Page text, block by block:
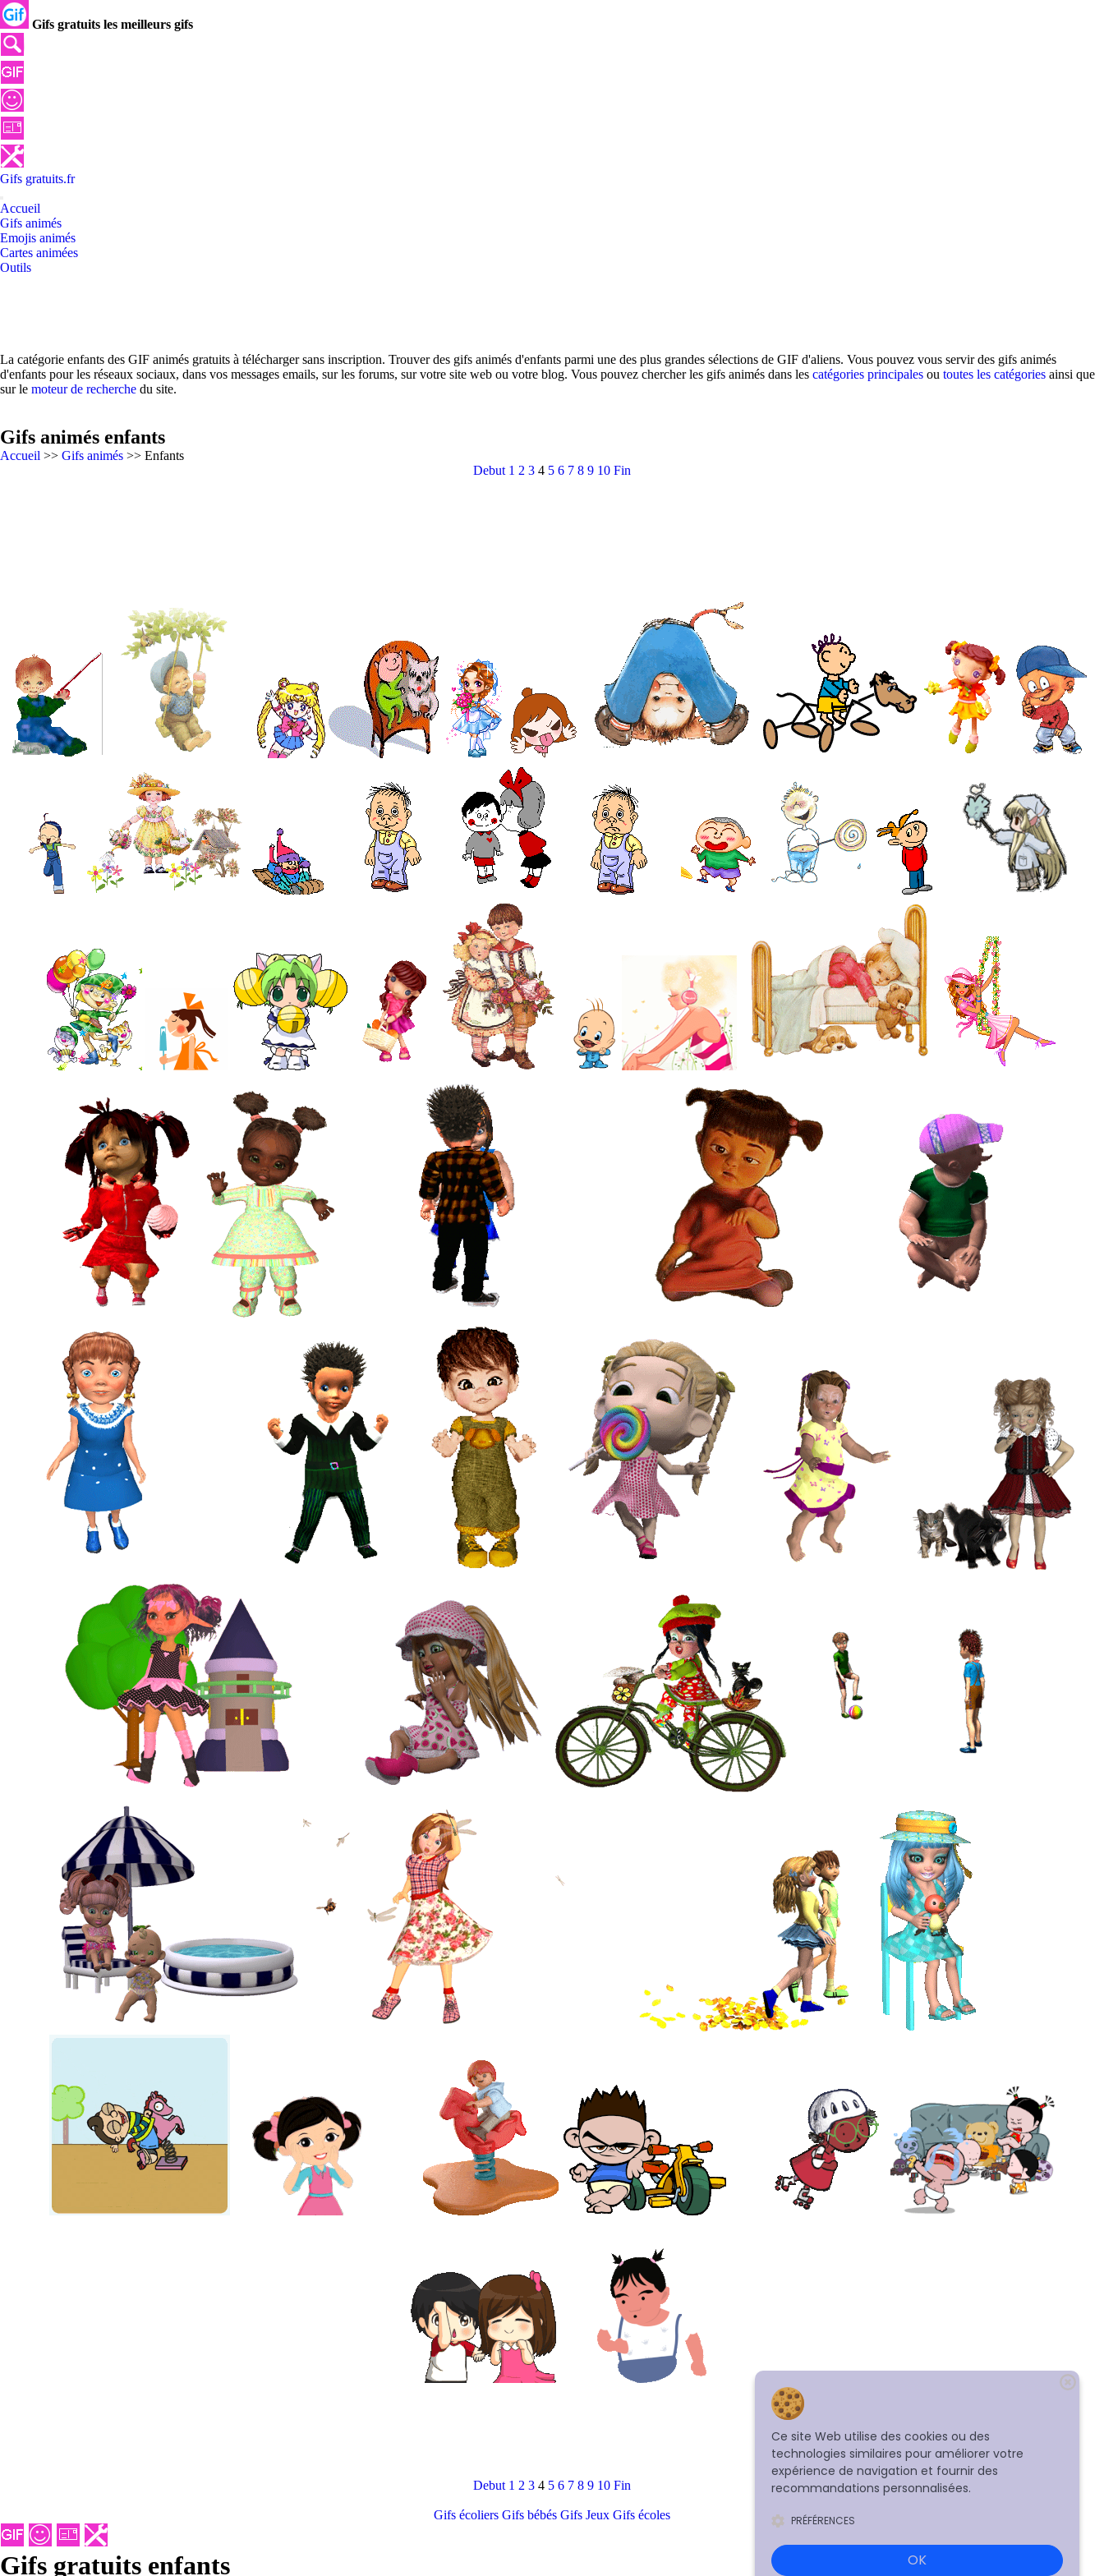
Gifs gratuits les meilleurs gifs
Gifs gratuits.fr
Accueil
Gifs animés
Emojis animés
Cartes animées
Outils
La catégorie enfants des GIF animés gratuits à télécharger sans inscription. Trouver des gifs animés d'enfants parmi une des plus grandes sélections de GIF d'aliens. Vous pouvez vous servir des gifs animés
d'enfants pour les réseaux sociaux, dans vos messages emails, sur les forums, sur votre site web ou votre blog. Vous pouvez chercher les gifs animés dans les catégories principales ou toutes les catégories ainsi que
sur le moteur de recherche du site.
Gifs animés enfants
Accueil >> Gifs animés >> Enfants
Debut 1 2 3 4 5 6 7 8 9 10 Fin
Debut 1 2 3 4 5 6 7 8 9 10 Fin
Gifs écoliers Gifs bébés Gifs Jeux Gifs écoles
Gifs gratuits enfants
Ce site Web utilise des cookies ou des
technologies similaires pour améliorer votre
expérience de navigation et fournir des
recommandations personnalisées.
PRÉFÉRENCES
OK